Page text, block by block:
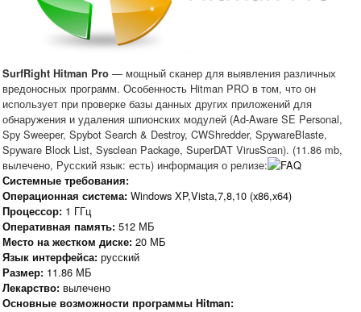
SurfRight Hitman Pro — мощный сканер для выявления различных
вредоносных программ. Особенность Hitman PRO в том, что он
использует при проверке базы данных других приложений для
обнаружения и удаления шпионских модулей (Ad-Aware SE Personal,
Spy Sweeper, Spybot Search & Destroy, CWShredder, SpywareBlaste,
Spyware Block List, Sysclean Package, SuperDAT VirusScan). (11.86 mb,
вылечено, Русский язык: есть) информация о релизе:
Системные требования:
Операционная система: Windows XP,Vista,7,8,10 (x86,x64)
Процессор: 1 ГГц
Оперативная память: 512 МБ
Место на жестком диске: 20 МБ
Язык интерфейса: русский
Размер: 11.86 МБ
Лекарство: вылечено
Основные возможности программы Hitman: